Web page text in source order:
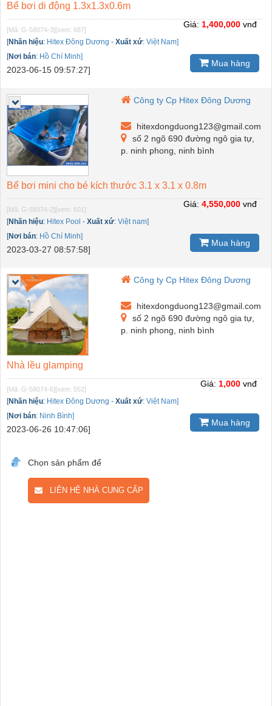
Bể bơi di động 1.3x1.3x0.6m
[Mã: G-58074-3] [xem: 687]
[Nhãn hiệu: Hitex Đông Dương - Xuất xứ: Việt Nam]
[Nơi bán: Hồ Chí Minh]
2023-06-15 09:57:27]
Giá: 1,400,000 vnđ
Mua hàng
Công ty Cp Hitex Đông Dương
hitexdongduong123@gmail.com
số 2 ngõ 690 đường ngô gia tự,
p. ninh phong, ninh bình
Bể bơi mini cho bé kích thước 3.1 x 3.1 x 0.8m
[Mã: G-58074-2] [xem: 601]
[Nhãn hiệu: Hitex Pool - Xuất xứ: Việt nam]
[Nơi bán: Hồ Chí Minh]
2023-03-27 08:57:58]
Giá: 4,550,000 vnđ
Mua hàng
Công ty Cp Hitex Đông Dương
hitexdongduong123@gmail.com
số 2 ngõ 690 đường ngô gia tự,
p. ninh phong, ninh bình
Nhà lều glamping
[Mã: G-58074-6] [xem: 552]
[Nhãn hiệu: Hitex Đông Dương - Xuất xứ: Việt Nam]
[Nơi bán: Ninh Bình]
2023-06-26 10:47:06]
Giá: 1,000 vnđ
Mua hàng
Chọn sản phẩm để
LIÊN HỆ NHÀ CUNG CẤP